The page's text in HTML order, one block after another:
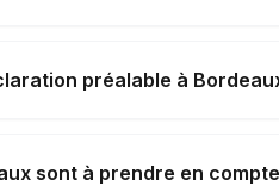
préalable à
sont à prendre en